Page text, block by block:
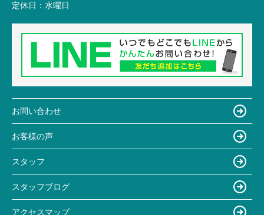
定休日： 水曜日
お問い合わせ
お客様の声
スタッフ
スタッフブログ
アクセスマップ